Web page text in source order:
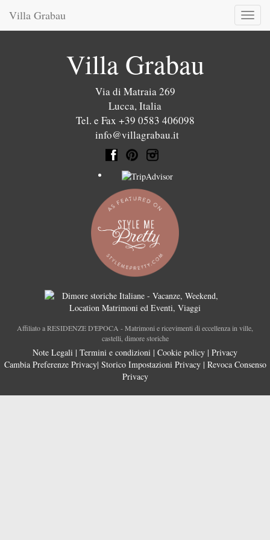
Toggle
Villa Grabau
Villa Grabau
Via di Matraia 269
Lucca,Italia
Tel. e Fax +39 0583 406098
info@villagrabau.it
Affiliato a RESIDENZE D'EPOCA - Matrimoni e ricevimenti di eccellenza in ville,
castelli, dimore storiche
Note Legali | Termini e condizioni | Cookie policy | Privacy
Cambia Preferenze Privacy| Storico Impostazioni Privacy| Revoca Consenso
Privacy